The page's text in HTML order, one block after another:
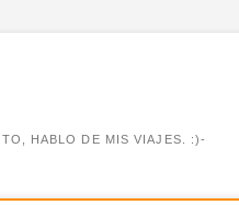
HABLO DE MIS VIAJES. :)-